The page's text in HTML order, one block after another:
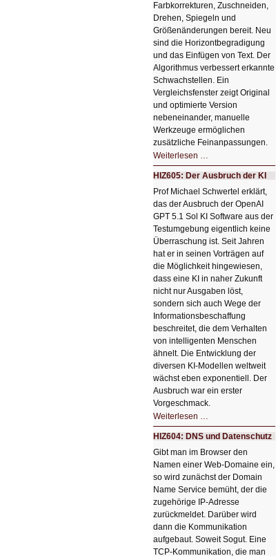
Farbkorrekturen, Zuschneiden,
Drehen, Spiegeln und
Größenänderungen bereit. Neu
sind die Horizontbegradigung
und das Einfügen von Text. Der
Algorithmus verbessert erkannte
Schwachstellen. Ein
Vergleichsfenster zeigt Original
und optimierte Version
nebeneinander, manuelle
Werkzeuge ermöglichen
zusätzliche Feinanpassungen.
Weiterlesen …
Bildverschönerung
mit
einem
Klick
HIZ606:
Bildverschönerung
mit
einem
Klick
HIZ605: Der Ausbruch der KI
Prof Michael Schwertel erklärt,
das der Ausbruch der OpenAI
GPT 5.1 Sol KI Software aus der
Testumgebung eigentlich keine
Überraschung ist. Seit Jahren
hat er in seinen Vorträgen auf
die Möglichkeit hingewiesen,
dass eine KI in naher Zukunft
nicht nur Ausgaben löst,
sondern sich auch Wege der
Informationsbeschaffung
beschreitet, die dem Verhalten
von intelligenten Menschen
ähnelt. Die Entwicklung der
diversen KI-Modellen weltweit
wächst eben exponentiell. Der
Ausbruch war ein erster
Vorgeschmack.
Weiterlesen …
Der
Ausbruch
der
KI
HIZ604: DNS und Datenschutz
Gibt man im Browser den
Namen einer Web-Domaine ein,
so wird zunächst der Domain
Name Service bemüht, der die
zugehörige IP-Adresse
zurückmeldet. Darüber wird
dann die Kommunikation
aufgebaut. Soweit Sogut. Eine
TCP-Kommunikation, die man